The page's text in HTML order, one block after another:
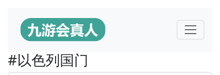
#以色列国门